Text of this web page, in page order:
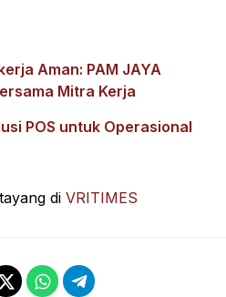
Aman: PAM JAYA
Mitra Kerja
POS untuk Operasional
di VRITIMES